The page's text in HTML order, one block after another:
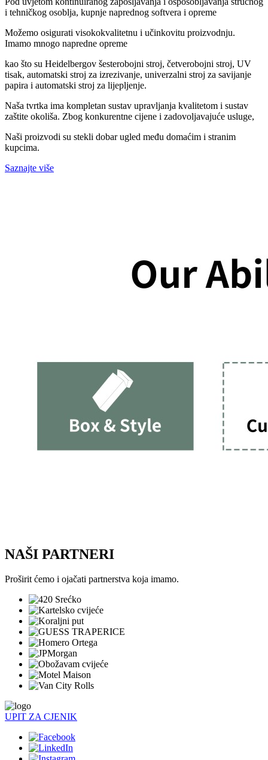
i tehničkog osoblja, kupnje naprednog softvera i opreme
Možemo osigurati visokokvalitetnu i učinkovitu proizvodnju.
Imamo mnogo napredne opreme
kao što su Heidelbergov šesterobojni stroj, četverobojni stroj, UV
tisak, automatski stroj za izrezivanje, univerzalni stroj za savijanje
papira i automatski stroj za lijepljenje.
Naša tvrtka ima kompletan sustav upravljanja kvalitetom i sustav
zaštite okoliša. Zbog konkurentne cijene i zadovoljavajuće usluge,
Naši proizvodi su stekli dobar ugled među domaćim i stranim
kupcima.
Saznajte više
NAŠI PARTNERI
Proširit ćemo i ojačati partnerstva koja imamo.
UPIT ZA CJENIK